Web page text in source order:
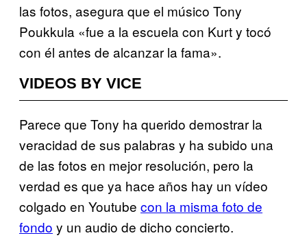
las fotos, asegura que el músico Tony
Poukkula «fue a la escuela con Kurt y tocó
con él antes de alcanzar la fama».
VIDEOS BY VICE
Parece que Tony ha querido demostrar la
veracidad de sus palabras y ha subido una
de las fotos en mejor resolución, pero la
verdad es que ya hace años hay un vídeo
colgado en Youtube con la misma foto de
fondo y un audio de dicho concierto.